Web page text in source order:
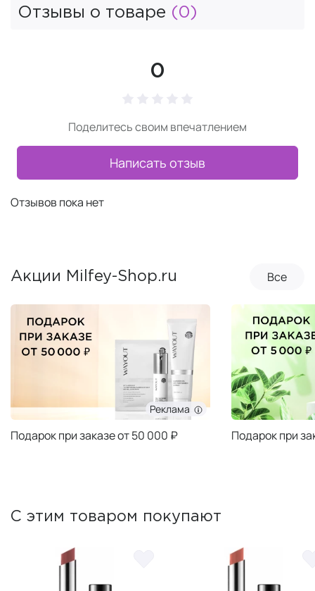
Отзывы о товаре (0)
0
Поделитесь своим впечатлением
Написать отзыв
Отзывов пока нет
Акции Milfey-Shop.ru Все
Реклама
Подарок при заказе от 50 000 ₽ Подарок при
С этим товаром покупают